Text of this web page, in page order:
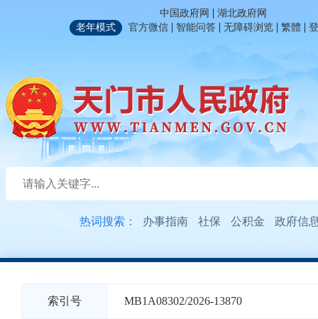
中国政府网 | 湖北政府网
老年模式
官方微信 | 智能问答 | 无障碍浏览 | 繁體 |
热词搜索： 办事指南 社保 公积金 政府信
索引号 MB1A08302/2026-13870